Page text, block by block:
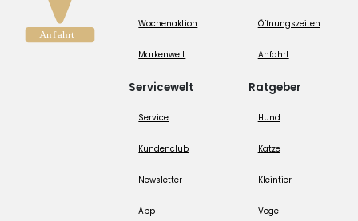
Wochenaktion
Markenwelt
Servicewelt
Service
Kundenclub
Newsletter
App
Öffnungszeiten
Anfahrt
Ratgeber
Hund
Katze
Kleintier
Vogel